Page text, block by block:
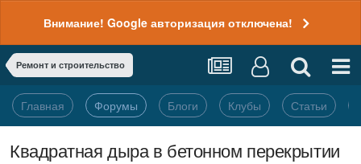
Внимание! Google авторизация отключена!
Ремонт и строительство
Главная Форумы Блоги Клубы Статьи
Квадратная дыра в бетонном перекрытии